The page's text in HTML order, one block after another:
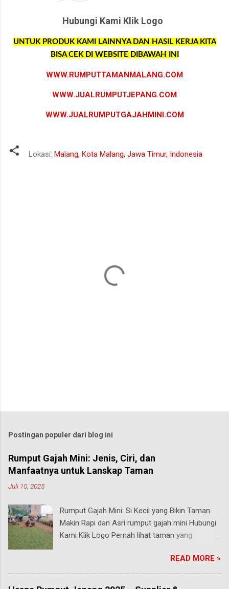
Hubungi Kami Klik Logo
UNTUK PRODUK KAMI LAINNYA DAN HASIL KERJA KITA
BISA CEK DI WEBSITE DIBAWAH INI
WWW.RUMPUTTAMANMALANG.COM
WWW.JUALRUMPUTJEPANG.COM
WWW.JUALRUMPUTGAJAHMINI.COM
Lokasi: Malang, Kota Malang, Jawa Timur, Indonesia
Postingan populer dari blog ini
Rumput Gajah Mini: Jenis, Ciri, dan
Manfaatnya untuk Lanskap Taman
Juli 10, 2025
Rumput Gajah Mini: Si Kecil yang Bikin Taman
Makin Rapi dan Asri rumput gajah mini Hubungi
Kami Klik Logo Pernah lihat taman yang
segar walau sering diinjak? Bisa jadi itu adalah
rumput gajah mini , salah satu jenis rumput
paling populer di Indonesia, terutama buat
READ MORE »